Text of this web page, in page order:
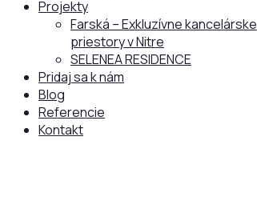
Projekty
Farská – Exkluzívne kancelárske
priestory v Nitre
SELENEA RESIDENCE
Pridaj sa k nám
Blog
Referencie
Kontakt